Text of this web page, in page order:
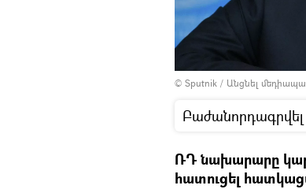
© Sputnik / Անցնել
Բաժանորդագրվել
ՌԴ նախարարը
հատուցել